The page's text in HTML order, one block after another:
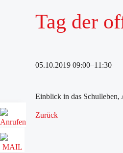
Tag der
05.10.2019 09:00–11:30
Einblick in das Schulleben,
Zurück